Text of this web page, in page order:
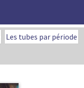
Les tubes par période